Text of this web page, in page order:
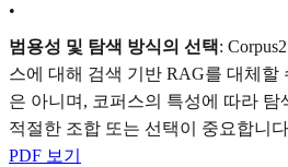
•
범용성 및 탐색 방식의 선택:
스에 대해 검색 기반 RAG를 대체할
은 아니며, 코퍼스의 특성에 따라 탐
적절한 조합 또는 선택이 중요합니
PDF 보기